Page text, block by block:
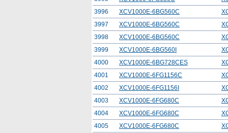
3996
XCV1000E-6BG560C
3997
XCV1000E-6BG560C
3998
XCV1000E-6BG560C
3999
XCV1000E-6BG560I
4000
XCV1000E-6BG728CES
4001
XCV1000E-6FG1156C
4002
XCV1000E-6FG1156I
4003
XCV1000E-6FG680C
4004
XCV1000E-6FG680C
4005
XCV1000E-6FG680C